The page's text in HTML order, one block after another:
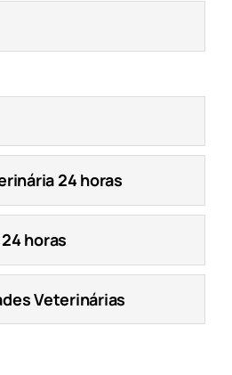
24 horas
horas
Veterinárias